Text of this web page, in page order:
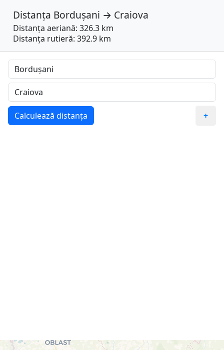
Distanța Bordușani → Craiova
Distanța aeriană: 326.3 km
Distanța rutieră: 392.9 km
Calculează distanța +